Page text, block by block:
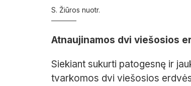
S. Žiūros nuotr.
Atnaujinamos dvi viešosios
Siekiant sukurti patogesnę ir
tvarkomos dvi viešosios